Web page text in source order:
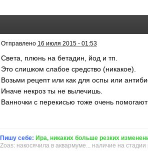
Отправлено 16 июля 2015 - 01:53
Света, плюнь на бетадин, йод и тп.
Это слишком слабое средство (никакое).
Возьми рецепт или как для оспы или
Иначе некроз ты не вылечишь.
Ванночки с перекисью тоже очень
Пишу себе: Ира, никаких больше резких
Zoas: накосячила в аквармуме... наличие на стадии